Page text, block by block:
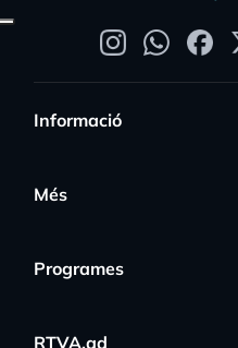
Informació
Més
Programes
RTVA.ad